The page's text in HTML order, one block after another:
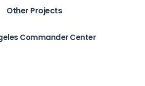
Other Projects
Commander Center